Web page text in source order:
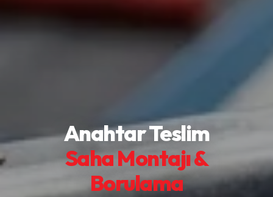
Anahtar Teslim
Saha Montajı &
Borulama